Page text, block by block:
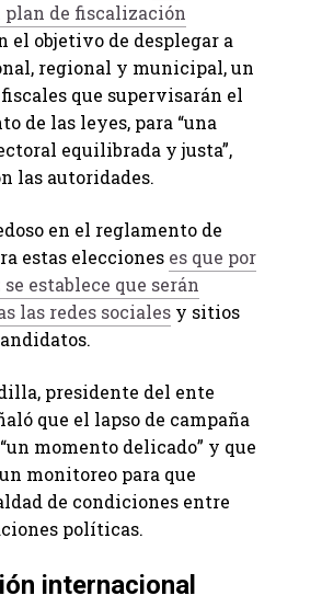
plan de fiscalización
el objetivo de desplegar a
regional y municipal, un
que supervisarán el
de las leyes, para “una
equilibrada y justa”,
las autoridades.
en el reglamento de
estas elecciones es que por
establece que serán
las redes sociales y sitios
presidente del ente
que el lapso de campaña
momento delicado” y que
monitoreo para que
de condiciones entre
políticas.
internacional